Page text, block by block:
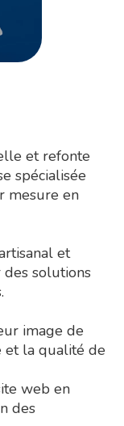
et refonte
spécialisée
mesure en
et
solutions
image de
et la qualité de
web en
des